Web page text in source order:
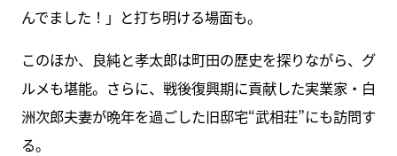
んでました！」と打ち明ける場面も。
このほか、良純と孝太郎は町田の歴史を探りながら、グ
ルメも堪能。さらに、戦後復興期に貢献した実業家・白
洲次郎夫妻が晩年を過ごした旧邸宅“武相荘”にも訪問す
る。